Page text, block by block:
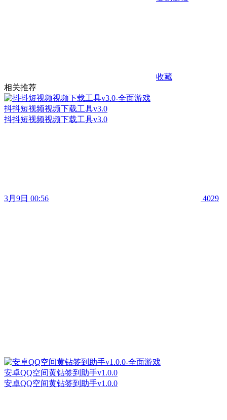
收藏
相关推荐
抖抖短视频视频下载工具v3.0
抖抖短视频视频下载工具v3.0
3月9日 00:56 4029
安卓QQ空间黄钻签到助手v1.0.0
安卓QQ空间黄钻签到助手v1.0.0